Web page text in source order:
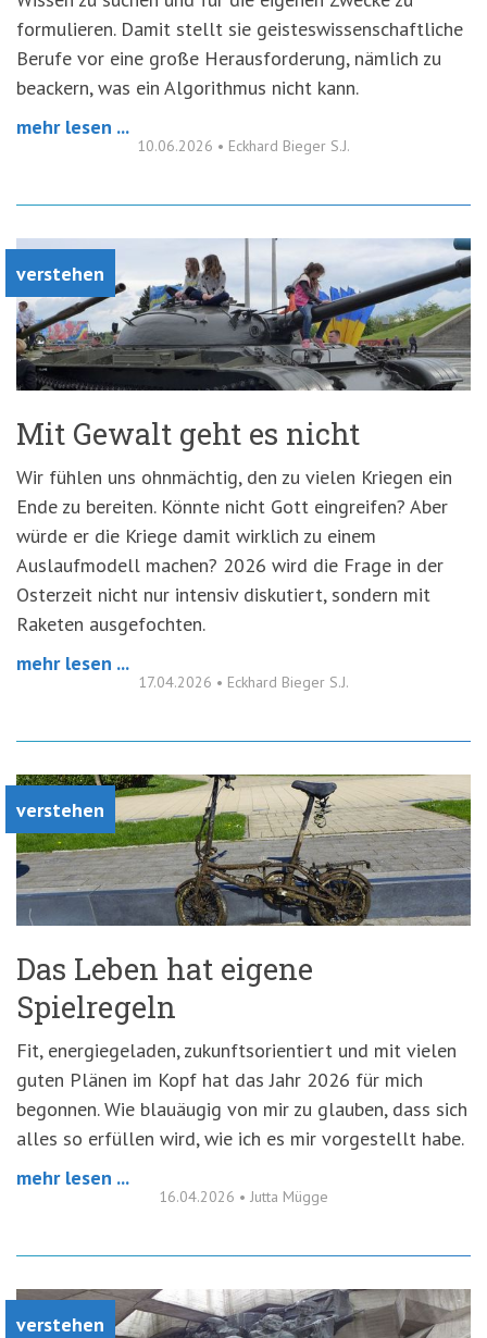
formulieren. Damit stellt sie geisteswissenschaftliche
Berufe vor eine große Herausforderung, nämlich zu
beackern, was ein Algorithmus nicht kann.
mehr lesen ...
10.06.2026 • Eckhard Bieger S.J.
verstehen
Mit Gewalt geht es nicht
Wir fühlen uns ohnmächtig, den zu vielen Kriegen ein
Ende zu bereiten. Könnte nicht Gott eingreifen? Aber
würde er die Kriege damit wirklich zu einem
Auslaufmodell machen? 2026 wird die Frage in der
Osterzeit nicht nur intensiv diskutiert, sondern mit
Raketen ausgefochten.
mehr lesen ...
17.04.2026 • Eckhard Bieger S.J.
verstehen
Das Leben hat eigene
Spielregeln
Fit, energiegeladen, zukunftsorientiert und mit vielen
guten Plänen im Kopf hat das Jahr 2026 für mich
begonnen. Wie blauäugig von mir zu glauben, dass sich
alles so erfüllen wird, wie ich es mir vorgestellt habe.
mehr lesen ...
16.04.2026 • Jutta Mügge
verstehen